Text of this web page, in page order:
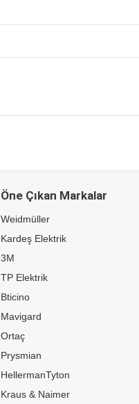
Öne Çıkan Markalar
Weidmüller
Kardeş Elektrik
3M
TP Elektrik
Bticino
Mavigard
Ortaç
Prysmian
HellermanTyton
Kraus & Naimer